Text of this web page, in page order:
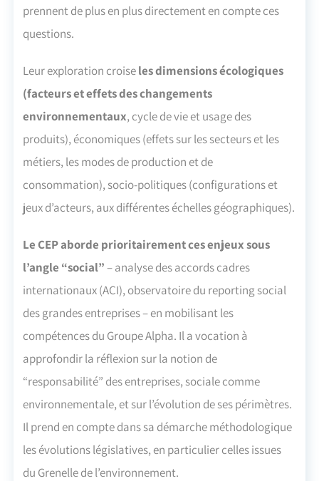
prennent de plus en plus directement en compte ces
questions.
Leur exploration croiseles dimensions écologiques
(facteurs et effets des changements
environnementaux, cycle de vie et usage des
produits), économiques (effets sur les secteurs et les
métiers, les modes de production et de
consommation), socio-politiques (configurations et
jeux d’acteurs, aux différentes échelles géographiques).
Le CEP aborde prioritairement ces enjeux sous
l’angle “social”– analyse des accords cadres
internationaux (ACI), observatoire du reporting social
des grandes entreprises – en mobilisant les
compétences du Groupe Alpha. Il a vocation à
approfondir la réflexion sur la notion de
“responsabilité” des entreprises, sociale comme
environnementale, et sur l’évolution de ses périmètres.
Il prend en compte dans sa démarche méthodologique
les évolutions législatives, en particulier celles issues
du Grenelle de l’environnement.